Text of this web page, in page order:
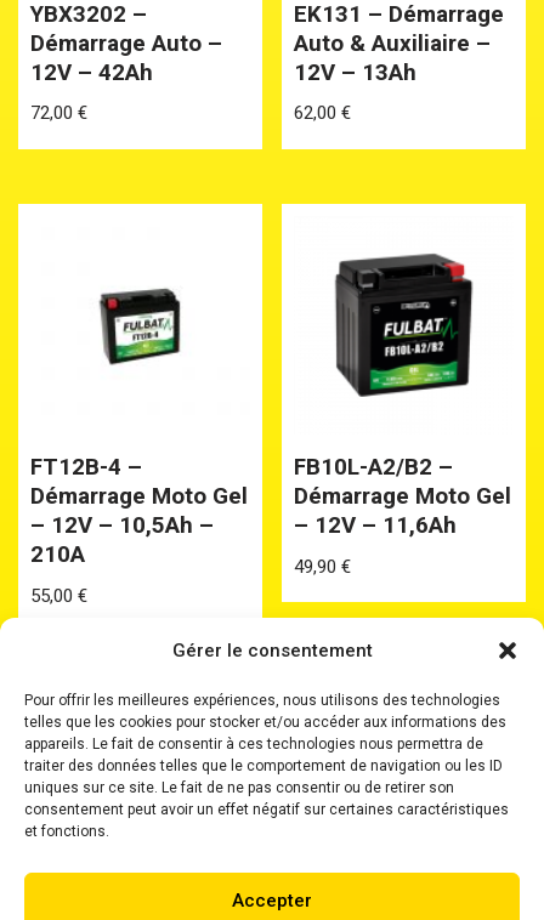
Gérer le consentement
Pour offrir les meilleures expériences, nous utilisons des technologies
telles que les cookies pour stocker et/ou accéder aux informations des
appareils. Le fait de consentir à ces technologies nous permettra de
traiter des données telles que le comportement de navigation ou les ID
uniques sur ce site. Le fait de ne pas consentir ou de retirer son
consentement peut avoir un effet négatif sur certaines caractéristiques
et fonctions.
Accepter
YBX3202 –
Démarrage Auto –
12V – 42Ah
72,00 €
EK131 – Démarrage
Auto & Auxiliaire –
12V – 13Ah
62,00€
FT12B-4 –
Démarrage Moto Gel
– 12V – 10,5Ah –
210A
55,00 €
FB10L-A2/B2 –
Démarrage Moto Gel
– 12V – 11,6Ah
49,90€
Accueil Batteries
Batteries Plomb Etanche
Chargeurs
| Propulsé parWordPress